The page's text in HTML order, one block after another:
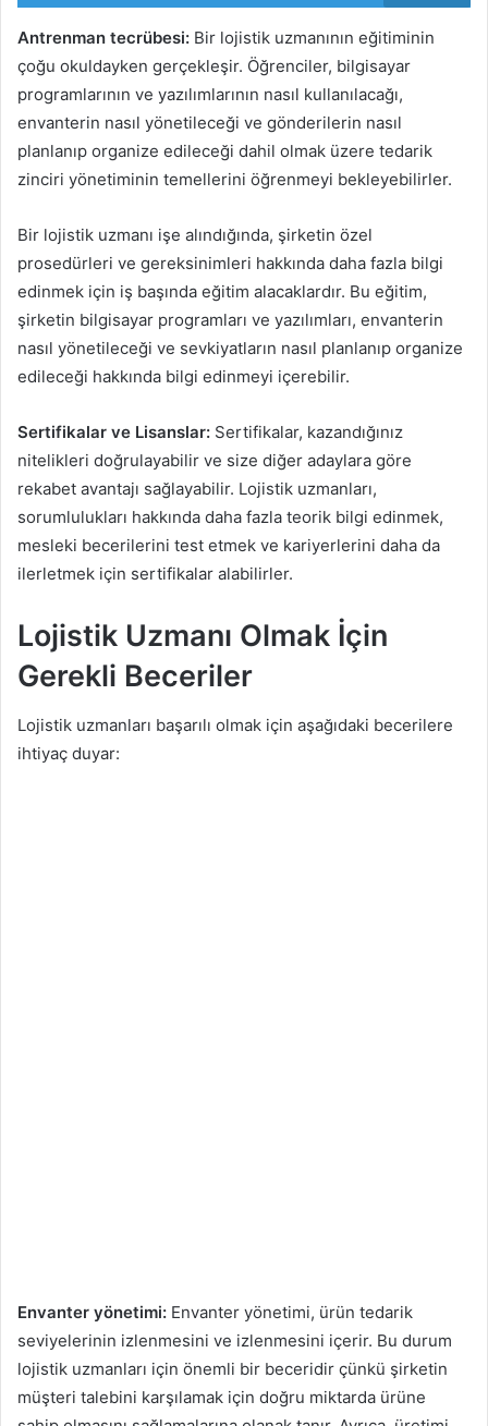
Antrenman tecrübesi: Bir lojistik uzmanının eğitiminin
çoğu okuldayken gerçekleşir. Öğrenciler, bilgisayar
programlarının ve yazılımlarının nasıl kullanılacağı,
envanterin nasıl yönetileceği ve gönderilerin nasıl
planlanıp organize edileceği dahil olmak üzere tedarik
zinciri yönetiminin temellerini öğrenmeyi bekleyebilirler.
Bir lojistik uzmanı işe alındığında, şirketin özel
prosedürleri ve gereksinimleri hakkında daha fazla bilgi
edinmek için iş başında eğitim alacaklardır. Bu eğitim,
şirketin bilgisayar programları ve yazılımları, envanterin
nasıl yönetileceği ve sevkiyatların nasıl planlanıp organize
edileceği hakkında bilgi edinmeyi içerebilir.
Sertifikalar ve Lisanslar: Sertifikalar, kazandığınız
nitelikleri doğrulayabilir ve size diğer adaylara göre
rekabet avantajı sağlayabilir. Lojistik uzmanları,
sorumlulukları hakkında daha fazla teorik bilgi edinmek,
mesleki becerilerini test etmek ve kariyerlerini daha da
ilerletmek için sertifikalar alabilirler.
Lojistik Uzmanı Olmak İçin
Gerekli Beceriler
Lojistik uzmanları başarılı olmak için aşağıdaki becerilere
ihtiyaç duyar:
Envanter yönetimi: Envanter yönetimi, ürün tedarik
seviyelerinin izlenmesini ve izlenmesini içerir. Bu durum
lojistik uzmanları için önemli bir beceridir çünkü şirketin
müşteri talebini karşılamak için doğru miktarda ürüne